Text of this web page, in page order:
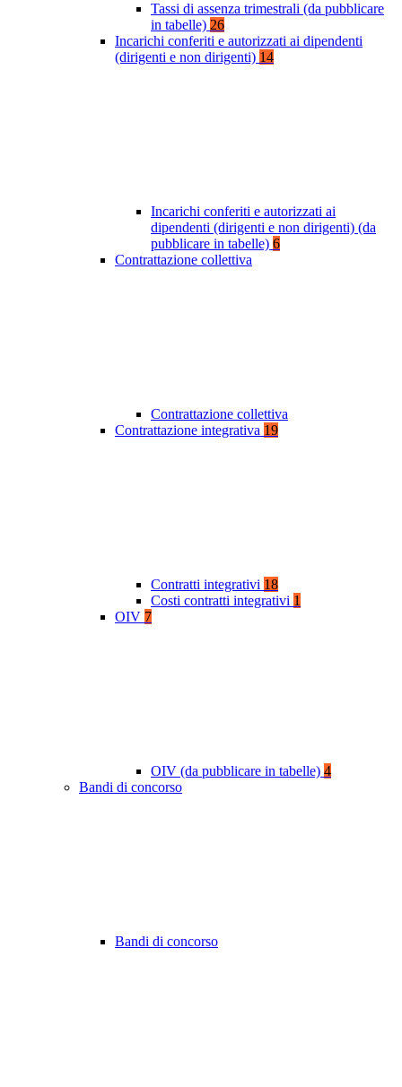
Tassi di assenza trimestrali (da pubblicare
in tabelle) 26
Incarichi conferiti e autorizzati ai dipendenti
(dirigenti e non dirigenti) 14
Incarichi conferiti e autorizzati ai
dipendenti (dirigenti e non dirigenti) (da
pubblicare in tabelle) 6
Contrattazione collettiva
Contrattazione collettiva
Contrattazione integrativa 19
Contratti integrativi 18
Costi contratti integrativi 1
OIV 7
OIV (da pubblicare in tabelle) 4
Bandi di concorso
Bandi di concorso